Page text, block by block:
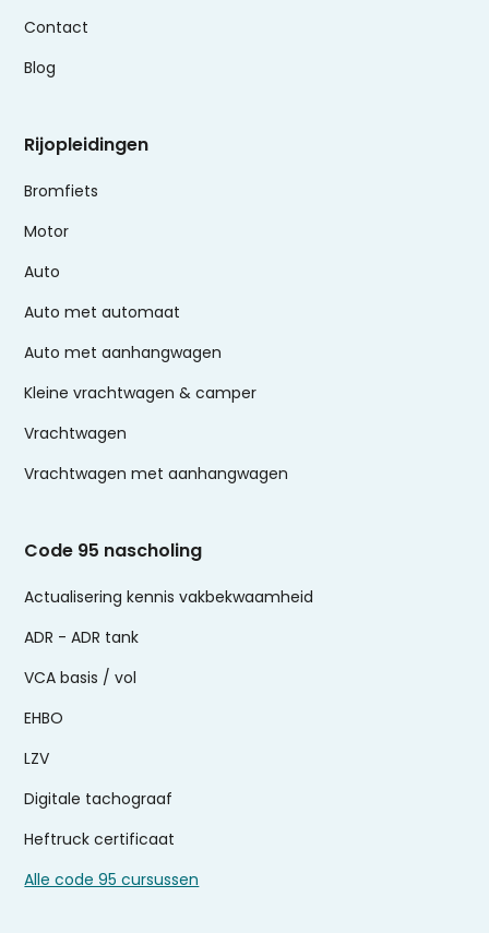
Contact
Blog
Rijopleidingen
Bromfiets
Motor
Auto
Auto met automaat
Auto met aanhangwagen
Kleine vrachtwagen & camper
Vrachtwagen
Vrachtwagen met aanhangwagen
Code 95 nascholing
Actualisering kennis vakbekwaamheid
ADR - ADR tank
VCA basis / vol
EHBO
LZV
Digitale tachograaf
Heftruck certificaat
Alle code 95 cursussen